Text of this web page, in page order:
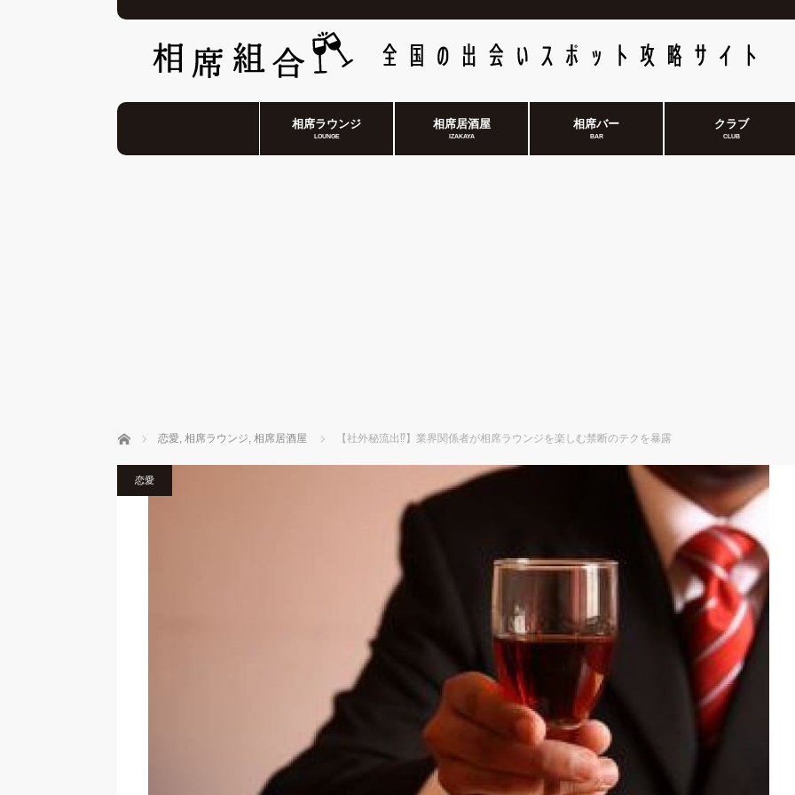
相席ラウンジ
LOUNGE
相席居酒屋
IZAKAYA
相席バー
BAR
クラブ
CLUB
ホーム 恋愛, 相席ラウンジ, 相席居酒屋 【社外秘流出⁉】業界関係者が相席ラウンジを楽しむ禁断のテクを暴露
恋愛